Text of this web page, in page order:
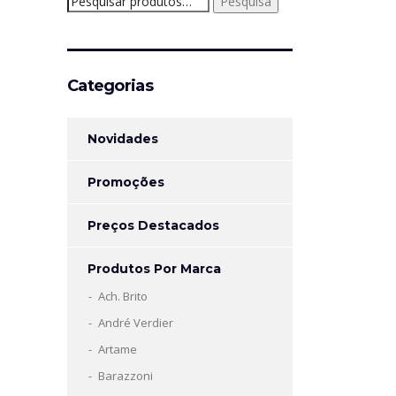
por:
Categorias
Novidades
Promoções
Preços Destacados
Produtos Por Marca
Ach. Brito
André Verdier
Artame
Barazzoni